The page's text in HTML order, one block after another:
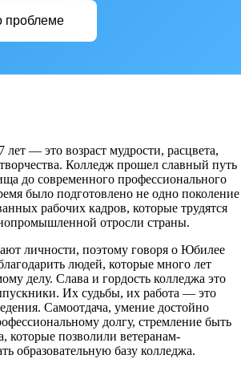
проблеме
— это возраст мудрости, расцвета,
Колледж прошел славный путь
до современного профессионального
было подготовлено не одно поколение
рабочих кадров, которые трудятся
отросли страны.
личности, поэтому говоря о Юбилее
людей, которые много лет
делу. Слава и гордость колледжа это
Их судьбы, их работа — это
Самоотдача, умение достойно
долгу, стремление быть
которые позволили ветеранам-
образовательную базу колледжа.